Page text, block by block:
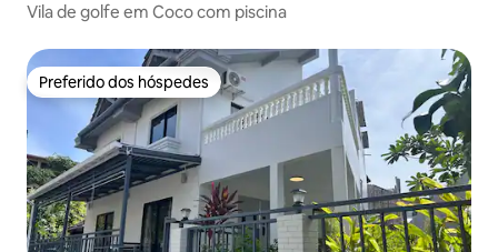
Vila de golfe em Coco com piscina
Preferido dos hóspedes
Preferido dos hóspedes